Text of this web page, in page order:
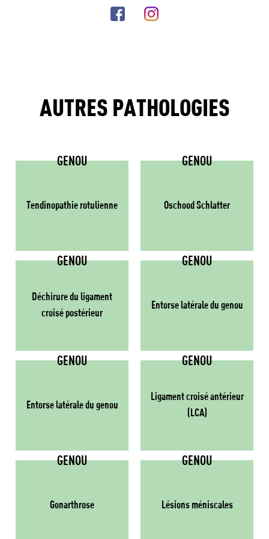
AUTRES PATHOLOGIES
GENOU
Tendinopathie rotulienne
GENOU
Oschood Schlatter
GENOU
Déchirure du ligament
croisé postérieur
GENOU
Entorse latérale du genou
GENOU
Entorse latérale du genou
GENOU
Ligament croisé antérieur
(LCA)
GENOU
Gonarthrose
GENOU
Lésions méniscales